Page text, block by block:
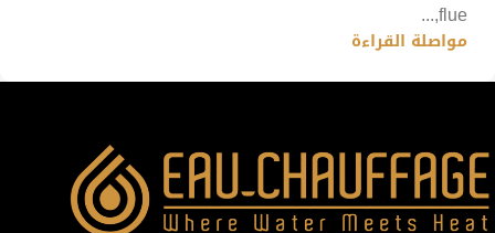
flue,...
مواصلة القراءة